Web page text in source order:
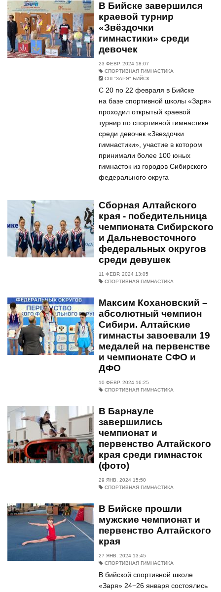
В Бийске завершился
краевой турнир
«Звёздочки
гимнастики» среди
девочек
23 ФЕВР. 2024 18:07
СПОРТИВНАЯ ГИМНАСТИКА
СШ "ЗАРЯ" БИЙСК
С 20 по 22 февраля в Бийске
на базе спортивной школы «Заря»
проходил открытый краевой
турнир по спортивной гимнастике
среди девочек «Звездочки
гимнастики», участие в котором
принимали более 100 юных
гимнасток из городов Сибирского
федерального округа
Сборная Алтайского
края - победительница
чемпионата Сибирского
и Дальневосточного
федеральных округов
среди девушек
11 ФЕВР. 2024 13:05
СПОРТИВНАЯ ГИМНАСТИКА
Максим Кохановский –
абсолютный чемпион
Сибири. Алтайские
гимнасты завоевали 19
медалей на первенстве
и чемпионате СФО и
ДФО
10 ФЕВР. 2024 16:25
СПОРТИВНАЯ ГИМНАСТИКА
В Барнауле
завершились
чемпионат и
первенство Алтайского
края среди гимнасток
(фото)
29 ЯНВ. 2024 15:50
СПОРТИВНАЯ ГИМНАСТИКА
В Бийске прошли
мужские чемпионат и
первенство Алтайского
края
27 ЯНВ. 2024 13:45
СПОРТИВНАЯ ГИМНАСТИКА
В бийской спортивной школе
«Заря» 24−26 января состоялись